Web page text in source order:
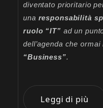
diventato prioritario
una responsabilità
ruolo “IT” ad un
dell’agenda che
“Business”.
Leggi di più